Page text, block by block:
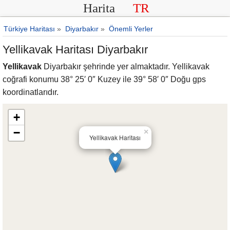
Harita TR
Türkiye Haritası » Diyarbakır » Önemli Yerler
Yellikavak Haritası Diyarbakır
Yellikavak Diyarbakır şehrinde yer almaktadır. Yellikavak
coğrafi konumu 38° 25′ 0″ Kuzey ile 39° 58′ 0″ Doğu gps
koordinatlarıdır.
Yellikavak Haritası
×
+
−